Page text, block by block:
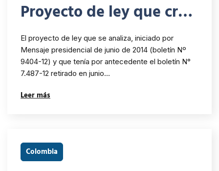
Proyecto de ley que crea
el Servicio de
Biodiversidad y Áreas
Protegidas? INDH
El proyecto de ley que se analiza, iniciado por
Mensaje presidencial de junio de 2014 (boletín Nº
9404-12) y que tenía por antecedente el boletín N°
7.487-12 retirado en junio…
Leer más
Colombia